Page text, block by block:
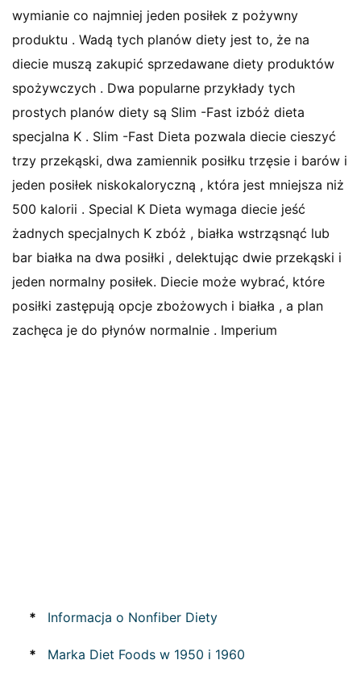
wymianie co najmniej jeden posiłek z pożywny
produktu . Wadą tych planów diety jest to, że na
diecie muszą zakupić sprzedawane diety produktów
spożywczych . Dwa popularne przykłady tych
prostych planów diety są Slim -Fast izbóż dieta
specjalna K . Slim -Fast Dieta pozwala diecie cieszyć
trzy przekąski, dwa zamiennik posiłku trzęsie i barów i
jeden posiłek niskokaloryczną , która jest mniejsza niż
500 kalorii . Special K Dieta wymaga diecie jeść
żadnych specjalnych K zbóż , białka wstrząsnąć lub
bar białka na dwa posiłki , delektując dwie przekąski i
jeden normalny posiłek. Diecie może wybrać, które
posiłki zastępują opcje zbożowych i białka , a plan
zachęca je do płynów normalnie . Imperium
* Informacja o Nonfiber Diety
* Marka Diet Foods w 1950 i 1960